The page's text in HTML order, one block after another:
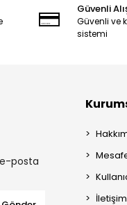
Güvenli
Güvenli ve
sistemi
posta
İletişim